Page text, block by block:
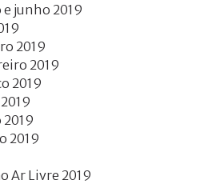
junho 2019
2019
2019
2019
2019
Ar Livre 2019